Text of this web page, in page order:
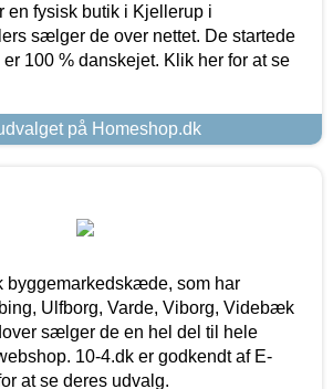
en fysisk butik i Kjellerup i
sælger de over nettet. De startede
100 % danskejet. Klik her for at se
på Homeshop.dk
byggemarkedskæde, som har
Ulfborg, Varde, Viborg, Videbæk
sælger de en hel del til hele
10-4.dk er godkendt af E-
at se deres udvalg.